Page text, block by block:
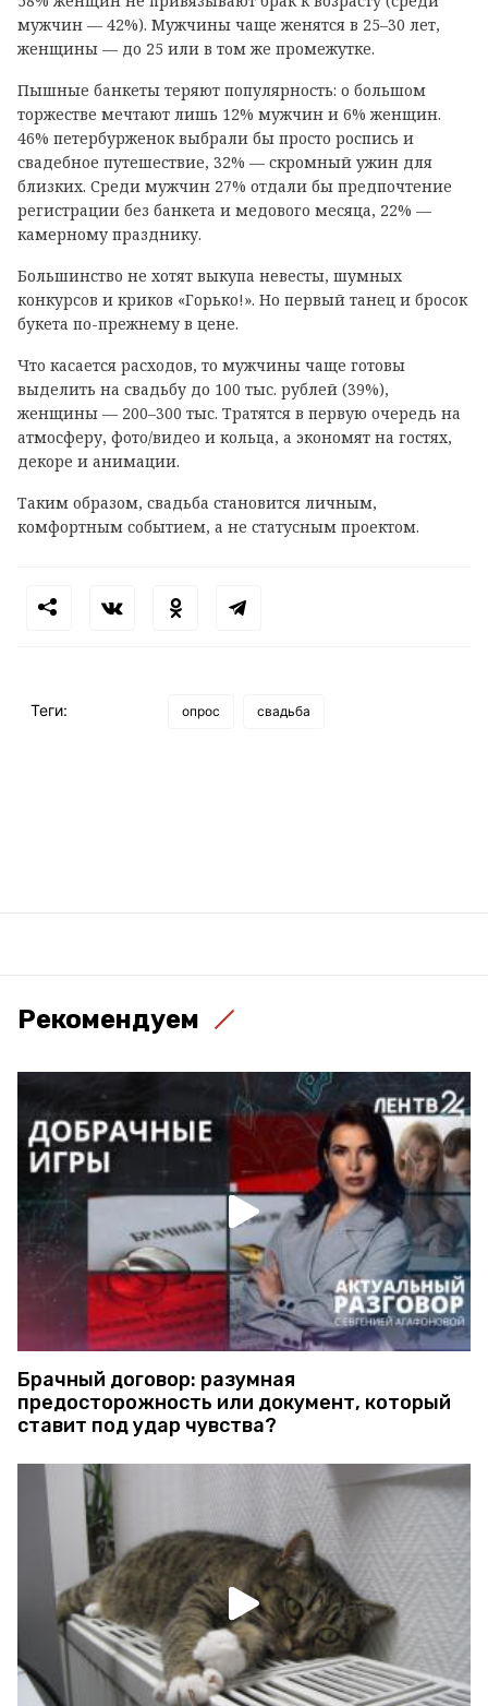
мужчин — 42%). Мужчины чаще женятся в 25–30 лет,
женщины — до 25 или в том же промежутке.
Пышные банкеты теряют популярность: о большом
торжестве мечтают лишь 12% мужчин и 6% женщин.
46% петербурженок выбрали бы просто роспись и
свадебное путешествие, 32% — скромный ужин для
близких. Среди мужчин 27% отдали бы предпочтение
регистрации без банкета и медового месяца, 22% —
камерному празднику.
Большинство не хотят выкупа невесты, шумных
конкурсов и криков «Горько!». Но первый танец и бросок
букета по-прежнему в цене.
Что касается расходов, то мужчины чаще готовы
выделить на свадьбу до 100 тыс. рублей (39%),
женщины — 200–300 тыс. Тратятся в первую очередь на
атмосферу, фото/видео и кольца, а экономят на гостях,
декоре и анимации.
Таким образом, свадьба становится личным,
комфортным событием, а не статусным проектом.
Теги: опрос свадьба
Рекомендуем
Брачный договор: разумная
предосторожность или документ, который
ставит под удар чувства?